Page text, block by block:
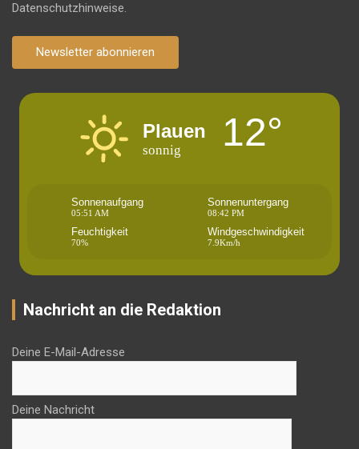
Datenschutzhinweise.
Newsletter abonnieren
Plauen
sonnig 12°
Sonnenaufgang
05:51 AM
Sonnenuntergang
08:42 PM
Feuchtigkeit
70%
Windgeschwindigkeit
7.9Km/h
Nachricht an die Redaktion
Deine E-Mail-Adresse
Deine Nachricht